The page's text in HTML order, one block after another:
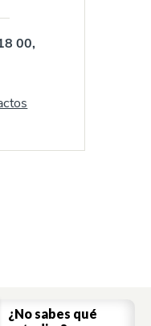
00,
¿No sabes qué